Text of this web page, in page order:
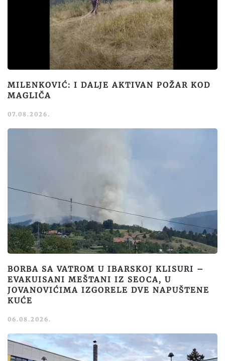
MILENKOVIĆ: I DALJE AKTIVAN POŽAR KOD
MAGLIČA
07.08.2026.
BORBA SA VATROM U IBARSKOJ KLISURI –
EVAKUISANI MEŠTANI IZ SEOCA, U
JOVANOVIĆIMA IZGORELE DVE NAPUŠTENE
KUĆE
06.08.2026.